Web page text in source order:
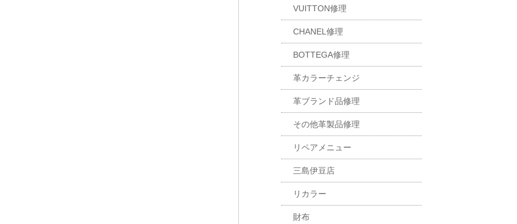
VUITTON修理
CHANEL修理
BOTTEGA修理
革カラーチェンジ
革ブランド品修理
その他革製品修理
リペアメニュー
三島伊豆店
リカラー
財布